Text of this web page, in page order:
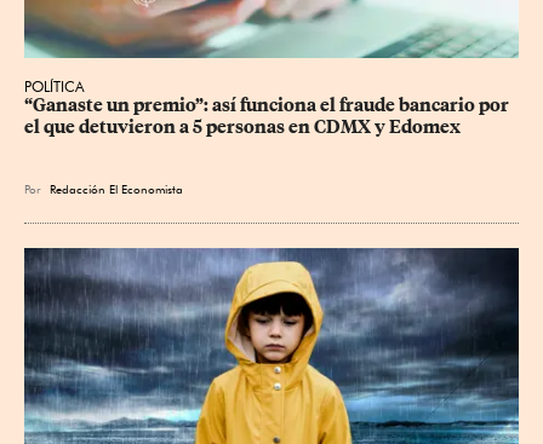
POLÍTICA
“Ganaste un premio”: así funciona el fraude bancario por
el que detuvieron a 5 personas en CDMX y Edomex
Por Redacción El Economista